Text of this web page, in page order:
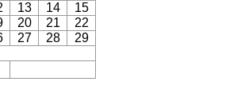
13 14
15
20 21
22
27 28
29